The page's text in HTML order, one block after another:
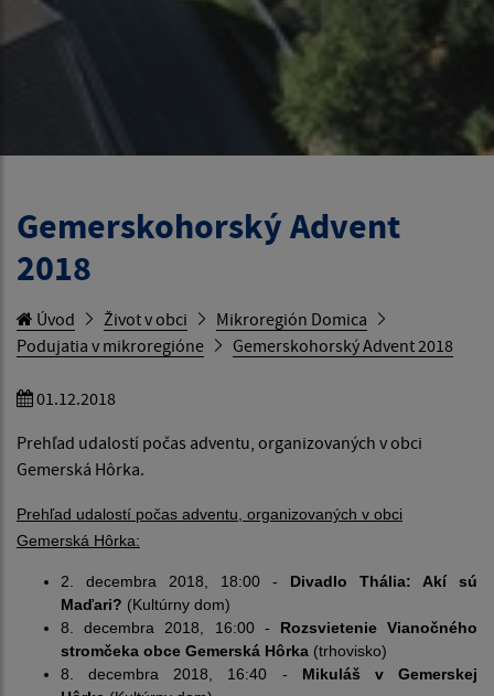
Gemerskohorský Advent
2018
Úvod Život v obci
Mikroregión Domica
Podujatia v mikroregióne
Gemerskohorský Advent 2018
01.12.2018
Prehľad udalostí počas adventu, organizovaných v obci
Gemerská Hôrka.
Prehľad udalostí počas adventu, organizovaných v obci
Gemerská Hôrka:
2. decembra 2018, 18:00 - Divadlo Thália: Akí sú
Maďari? (Kultúrny dom)
8. decembra 2018, 16:00 - Rozsvietenie Vianočného
stromčeka obce Gemerská Hôrka (trhovisko)
8. decembra 2018, 16:40 - Mikuláš v Gemerskej